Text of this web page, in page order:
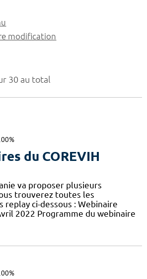
30 au total
du COREVIH
va proposer plusieurs
trouverez toutes les
ci-dessous : Webinaire
2022 Programme du webinaire
modification